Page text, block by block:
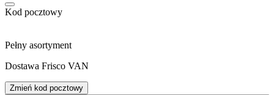
Kod pocztowy
Pełny asortyment
Dostawa Frisco VAN
Zmień kod pocztowy